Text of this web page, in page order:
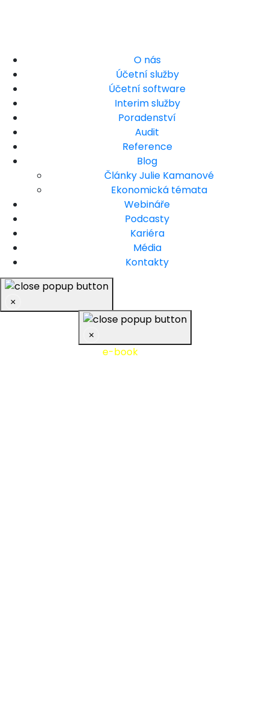
O nás
Účetní služby
Účetní software
Interim služby
Poradenství
Audit
Reference
Blog
Články Julie Kamanové
Ekonomická témata
Webináře
Podcasty
Kariéra
Média
Kontakty
×
×
e-book10 tipů z praxe účetní firmy